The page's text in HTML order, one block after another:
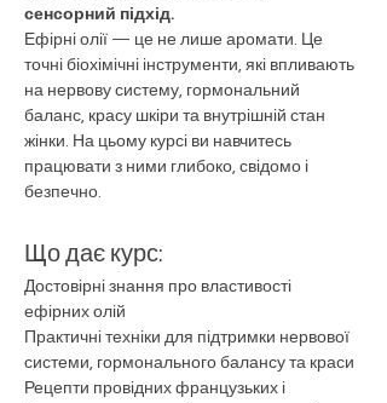
сенсорний підхід.
Ефірні олії — це не лише аромати. Це
точні біохімічні інструменти, які впливають
на нервову систему, гормональний
баланс, красу шкіри та внутрішній стан
жінки. На цьому курсі ви навчитесь
працювати з ними глибоко, свідомо і
безпечно.
Що дає курс:
Достовірні знання про властивості
ефірних олій
Практичні техніки для підтримки нервової
системи, гормонального балансу та краси
Рецепти провідних французьких і